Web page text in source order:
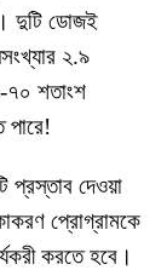
দুটি ডোজই
২.৯
৭০ শতাংশ
পারে!
প্রস্তাব দেওয়া
প্রোগ্রামকে
করতে হবে।